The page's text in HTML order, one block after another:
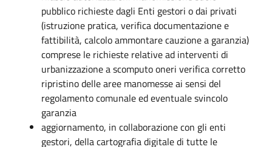
pubblico richieste dagli Enti gestori o dai privati
(istruzione pratica, verifica documentazione e
fattibilità, calcolo ammontare cauzione a garanzia)
comprese le richieste relative ad interventi di
urbanizzazione a scomputo oneri verifica corretto
ripristino delle aree manomesse ai sensi del
regolamento comunale ed eventuale svincolo
garanzia
aggiornamento, in collaborazione con gli enti
gestori, della cartografia digitale di tutte le